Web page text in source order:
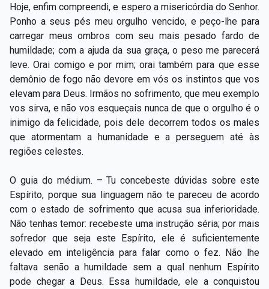
Hoje, enfim compreendi, e espero a misericórdia do Senhor.
Ponho a seus pés meu orgulho vencido, e peço-lhe para
carregar meus ombros com seu mais pesado fardo de
humildade; com a ajuda da sua graça, o peso me parecerá
leve. Orai comigo e por mim; orai também para que esse
demônio de fogo não devore em vós os instintos que vos
elevam para Deus. Irmãos no sofrimento, que meu exemplo
vos sirva, e não vos esqueçais nunca de que o orgulho é o
inimigo da felicidade, pois dele decorrem todos os males
que atormentam a humanidade e a perseguem até às
regiões celestes.
O guia do médium. – Tu concebeste dúvidas sobre este
Espírito, porque sua linguagem não te pareceu de acordo
com o estado de sofrimento que acusa sua inferioridade.
Não tenhas temor: recebeste uma instrução séria; por mais
sofredor que seja este Espírito, ele é suficientemente
elevado em inteligência para falar como o fez. Não lhe
faltava senão a humildade sem a qual nenhum Espírito
pode chegar a Deus. Essa humildade, ele a conquistou